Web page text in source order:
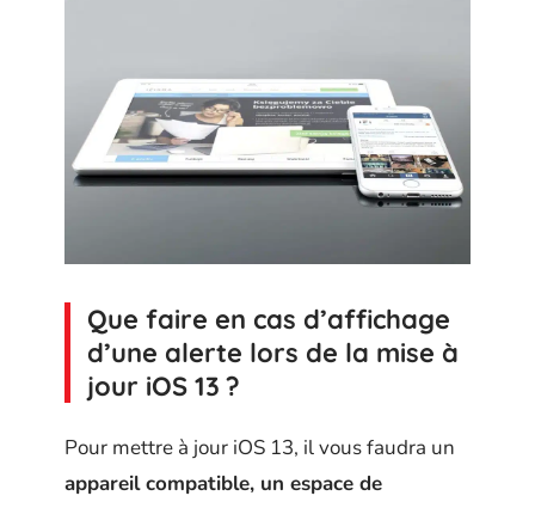
Que faire en cas d’affichage
d’une alerte lors de la mise à
jour iOS 13 ?
Pour mettre à jour iOS 13, il vous faudra un
appareil compatible, un espace de